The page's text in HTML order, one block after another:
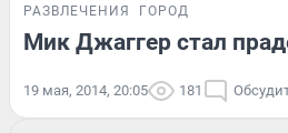
РАЗВЛЕЧЕНИЯ ГОРОД
Мик Джаггер стал
19 мая, 2014, 20:05 181